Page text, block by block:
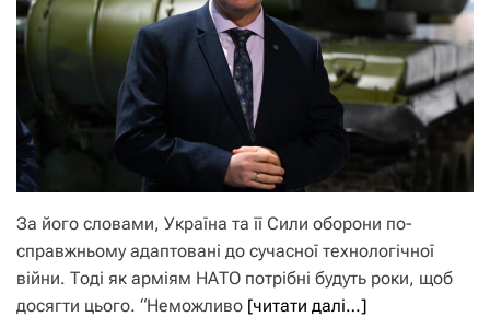
За його словами, Україна та її Сили оборони по-
справжньому адаптовані до сучасної технологічної
війни. Тоді як арміям НАТО потрібні будуть роки, щоб
досягти цього. “Неможливо [читати далі…]